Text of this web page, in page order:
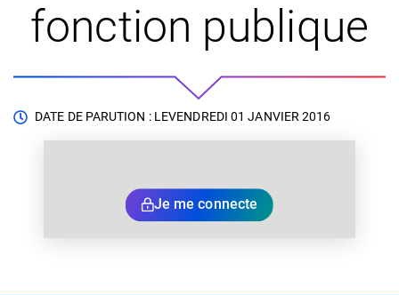
fonction publique
DATE DE PARUTION : LEVENDREDI 01 JANVIER 2016
Je me connecte